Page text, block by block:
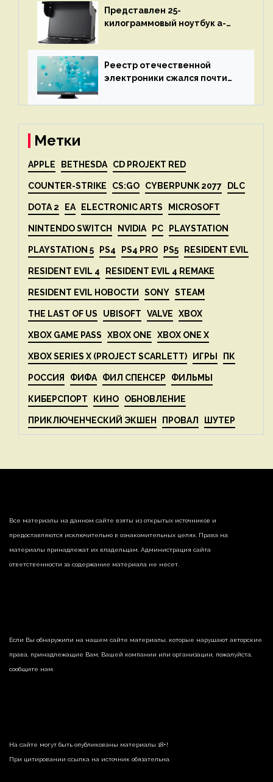
Представлен 25-
килограммовый ноутбук a-
до 3 Тбайт DDR5 и шесть
дисплеев
Реестр отечественной
электроники сжался почти
Метки
APPLE BETHESDA CD PROJEKT RED
COUNTER-STRIKE CS:GO CYBERPUNK 2077 DLC
DOTA 2 EA ELECTRONIC ARTS MICROSOFT
NINTENDO SWITCH NVIDIA PC PLAYSTATION
PLAYSTATION 5 PS4 PS4 PRO PS5 RESIDENT EVIL
RESIDENT EVIL 4 RESIDENT EVIL 4 REMAKE
RESIDENT EVIL НОВОСТИ SONY STEAM
THE LAST OF US UBISOFT VALVE XBOX
XBOX GAME PASS XBOX ONE XBOX ONE X
XBOX SERIES X (PROJECT SCARLETT) ИГРЫ ПК
РОССИЯ ФИФА ФИЛ СПЕНСЕР ФИЛЬМЫ
КИБЕРСПОРТ КИНО ОБНОВЛЕНИЕ
ПРИКЛЮЧЕНЧЕСКИЙ ЭКШЕН ПРОВАЛ ШУТЕР
Все материалы на данном сайте взяты из открытых источников и
предоставляются исключительно в ознакомительных целях. Права на
материалы принадлежат их владельцам. Администрация сайта
ответственности за содержание материала не несет.
Если Вы обнаружили на нашем сайте материалы, которые нарушают авторские
права, принадлежащие Вам, Вашей компании или организации, пожалуйста,
сообщите нам.
На сайте могут быть опубликованы материалы 18+!
При цитировании ссылка на источник обязательна.